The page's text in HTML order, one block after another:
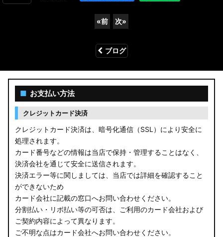
«前 次»
ブログ
■ お支払い方法
クレジットカード決済
クレジットカード決済は、暗号化通信（SSL）により安全に
処理されます。
カード番号などの情報は当店で保持・管理することはなく、
決済会社を通じて安全に送信されます。
決済エラー等に関しましては、当店では詳細を確認すること
ができないため
カード会社に記載の窓口へお問い合わせください。
分割払い・リボ払い等の可否は、ご利用のカード会社および
ご契約内容によって異なります。
ご不明な点はカード会社へお問い合わせください。